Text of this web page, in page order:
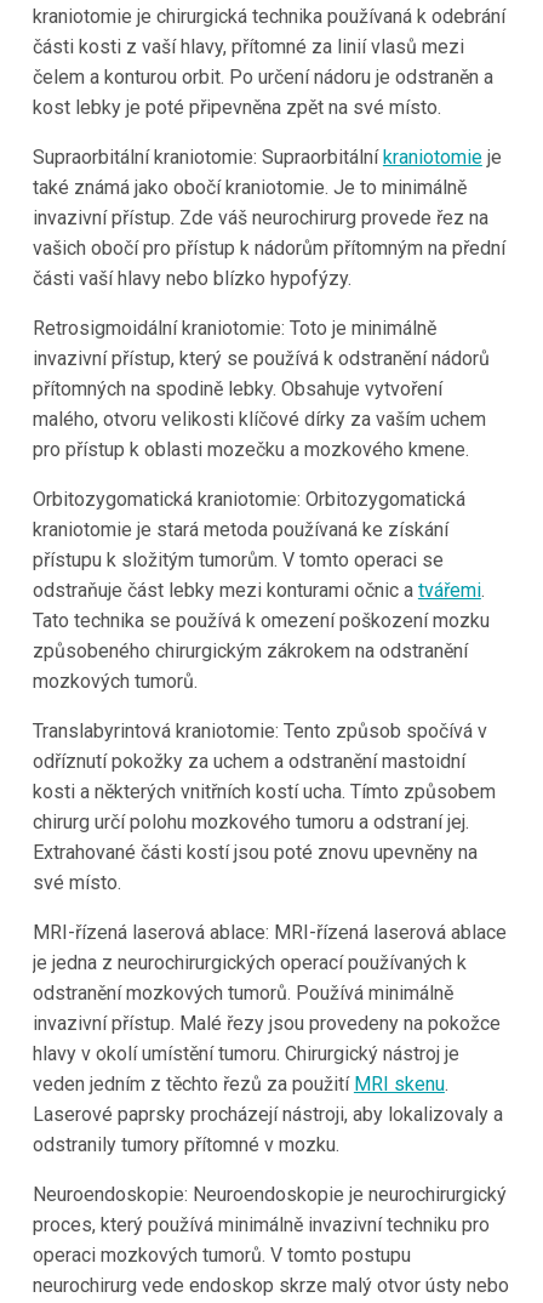
kraniotomie je chirurgická technika používaná k odebrání
části kosti z vaší hlavy, přítomné za linií vlasů mezi
čelem a konturou orbit. Po určení nádoru je odstraněn a
kost lebky je poté připevněna zpět na své místo.
Supraorbitální kraniotomie: Supraorbitální kraniotomieje
také známá jako obočí kraniotomie. Je to minimálně
invazivní přístup. Zde váš neurochirurg provede řez na
vašich obočí pro přístup k nádorům přítomným na přední
části vaší hlavy nebo blízko hypofýzy.
Retrosigmoidální kraniotomie: Toto je minimálně
invazivní přístup, který se používá k odstranění nádorů
přítomných na spodině lebky. Obsahuje vytvoření
malého, otvoru velikosti klíčové dírky za vaším uchem
pro přístup k oblasti mozečku a mozkového kmene.
Orbitozygomatická kraniotomie: Orbitozygomatická
kraniotomie je stará metoda používaná ke získání
přístupu k složitým tumorům. V tomto operaci se
odstraňuje část lebky mezi konturami očnic a tvářemi.
Tato technika se používá k omezení poškození mozku
způsobeného chirurgickým zákrokem na odstranění
mozkových tumorů.
Translabyrintová kraniotomie: Tento způsob spočívá v
odříznutí pokožky za uchem a odstranění mastoidní
kosti a některých vnitřních kostí ucha. Tímto způsobem
chirurg určí polohu mozkového tumoru a odstraní jej.
Extrahované části kostí jsou poté znovu upevněny na
své místo.
MRI-řízená laserová ablace: MRI-řízená laserová ablace
je jedna z neurochirurgických operací používaných k
odstranění mozkových tumorů. Používá minimálně
invazivní přístup. Malé řezy jsou provedeny na pokožce
hlavy v okolí umístění tumoru. Chirurgický nástroj je
veden jedním z těchto řezů za použití MRI skenu.
Laserové paprsky procházejí nástroji, aby lokalizovaly a
odstranily tumory přítomné v mozku.
Neuroendoskopie: Neuroendoskopie je neurochirurgický
proces, který používá minimálně invazivní techniku pro
operaci mozkových tumorů. V tomto postupu
neurochirurg vede endoskop skrze malý otvor ústy nebo